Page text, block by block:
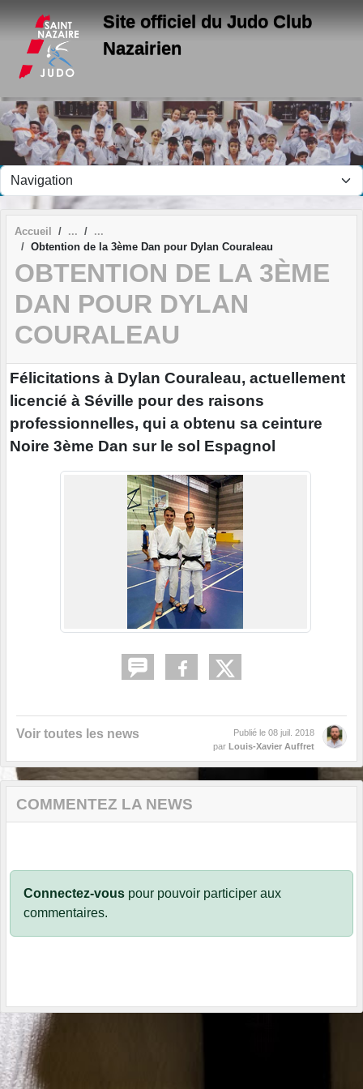
Site officiel du Judo Club
Nazairien
Accueil
Obtention de la 3ème Dan pour Dylan Couraleau
OBTENTION DE LA 3ÈME
DAN POUR DYLAN
COURALEAU
Félicitations à Dylan Couraleau, actuellement
licencié à Séville pour des raisons
professionnelles, qui a obtenu sa ceinture
Noire 3ème Dan sur le sol Espagnol
Voir toutes les news Publié le 08 juil. 2018
par Louis-Xavier Auffret
COMMENTEZ LA NEWS
Connectez-vous pour pouvoir participer aux
commentaires.